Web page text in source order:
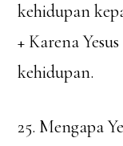
kehidupan
+ Karena
kehidupan.
25. Mengapa